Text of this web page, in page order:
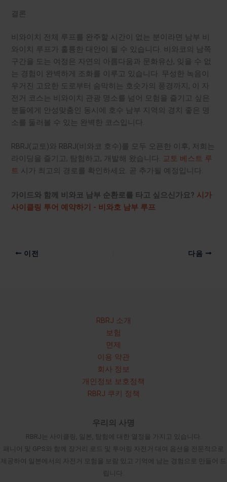
결론
비와이치 전체 루프를 완주할 시간이 없는 분이라면 남부 비
와이치 루프가 훌륭한 대안이 될 수 있습니다. 비와코의 남쪽
구간을 도는 여정은 자연의 아름다움과 문화유산, 잊을 수 없
는 경험이 완벽하게 조화를 이루고 있습니다. 무성한 녹음이
우거진 고요한 도로부터 숨막히는 호숫가의 풍경까지, 이 자
전거 코스는 비와이치 관광 명소를 넘어 모험을 즐기고 싶은
분들에게 안성맞춤인 동시에 호수 남부 지역의 경치 좋은 명
소를 둘러볼 수 있는 완벽한 코스입니다.
RBRJ(교토)와 RBRJ(비와코 호수)를 모두 오픈한 이후, 저희는
라이딩을 즐기고, 탐험하고, 개발해 왔습니다. 교토 베스트 루
트 시가 최고의 경로를 확인하세요. 곧 추가될 예정입니다.
가이드와 함께 비와코 남부 순환로를 타고 싶으신가요? 시가
사이클링 투어 예약하기 - 비와호 남부 루프
이전 다음
RBRJ 소개
보험
면제
이용 약관
회사 정보
개인정보 보호정책
RBRJ 쿠키 정책
우리의 사명
RBRJ는 사이클링, 일본, 탐험에 대한 열정을 가지고 있습니다.
패니어 및 GPS와 함께 장거리 로드 및 투어링 자전거 대여 옵션을 전문적으로
제공하여 일본에서의 자전거 모험을 보람 있고 기억에 남는 경험으로 만들어 드
립니다.